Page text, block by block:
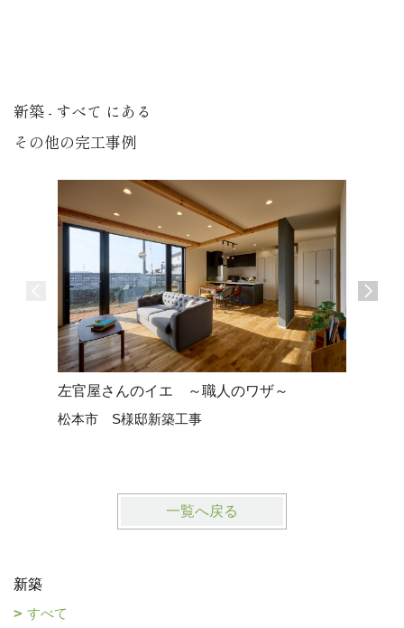
新築 - すべて にある
その他の完工事例
左官屋さんのイエ ～職人のワザ～
松本市 S様邸新築工事
一覧へ戻る
新築
すべて